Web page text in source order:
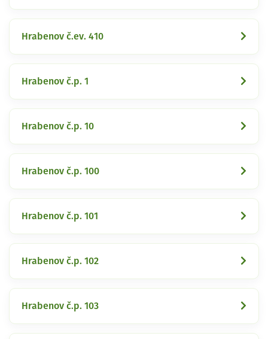
Hrabenov č.ev. 410
Hrabenov č.p. 1
Hrabenov č.p. 10
Hrabenov č.p. 100
Hrabenov č.p. 101
Hrabenov č.p. 102
Hrabenov č.p. 103